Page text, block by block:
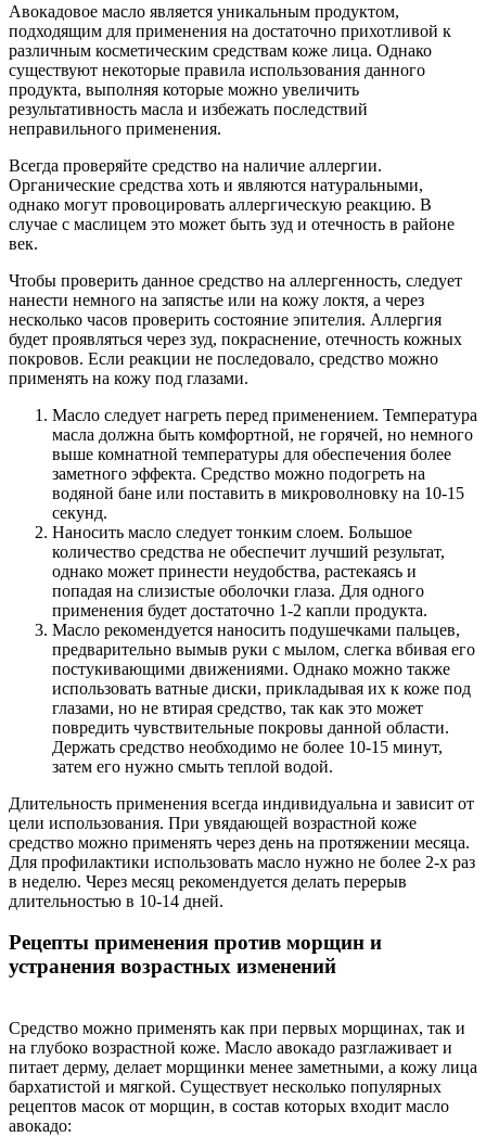
Авокадовое масло является уникальным продуктом,
подходящим для применения на достаточно прихотливой к
различным косметическим средствам коже лица. Однако
существуют некоторые правила использования данного
продукта, выполняя которые можно увеличить
результативность масла и избежать последствий
неправильного применения.
Всегда проверяйте средство на наличие аллергии.
Органические средства хоть и являются натуральными,
однако могут провоцировать аллергическую реакцию. В
случае с маслицем это может быть зуд и отечность в районе
век.
Чтобы проверить данное средство на аллергенность, следует
нанести немного на запястье или на кожу локтя, а через
несколько часов проверить состояние эпителия. Аллергия
будет проявляться через зуд, покраснение, отечность кожных
покровов. Если реакции не последовало, средство можно
применять на кожу под глазами.
Масло следует нагреть перед применением. Температура
масла должна быть комфортной, не горячей, но немного
выше комнатной температуры для обеспечения более
заметного эффекта. Средство можно подогреть на
водяной бане или поставить в микроволновку на 10-15
секунд.
Наносить масло следует тонким слоем. Большое
количество средства не обеспечит лучший результат,
однако может принести неудобства, растекаясь и
попадая на слизистые оболочки глаза. Для одного
применения будет достаточно 1-2 капли продукта.
Масло рекомендуется наносить подушечками пальцев,
предварительно вымыв руки с мылом, слегка вбивая его
постукивающими движениями. Однако можно также
использовать ватные диски, прикладывая их к коже под
глазами, но не втирая средство, так как это может
повредить чувствительные покровы данной области.
Держать средство необходимо не более 10-15 минут,
затем его нужно смыть теплой водой.
Длительность применения всегда индивидуальна и зависит от
цели использования. При увядающей возрастной коже
средство можно применять через день на протяжении месяца.
Для профилактики использовать масло нужно не более 2-х раз
в неделю. Через месяц рекомендуется делать перерыв
длительностью в 10-14 дней.
Рецепты применения против морщин и
устранения возрастных изменений
Средство можно применять как при первых морщинах, так и
на глубоко возрастной коже. Масло авокадо разглаживает и
питает дерму, делает морщинки менее заметными, а кожу лица
бархатистой и мягкой. Существует несколько популярных
рецептов масок от морщин, в состав которых входит масло
авокадо: